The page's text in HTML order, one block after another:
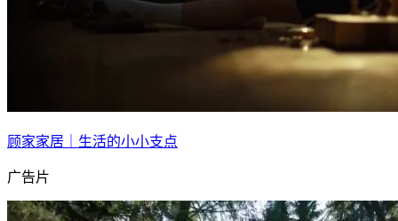
顾家家居｜生活的小小支点
广告片